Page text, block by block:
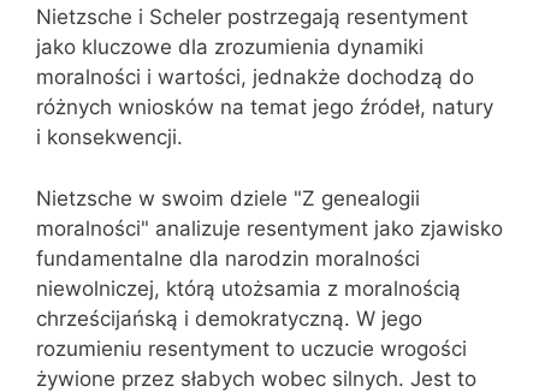
Nietzsche i Scheler postrzegają resentyment
jako kluczowe dla zrozumienia dynamiki
moralności i wartości, jednakże dochodzą do
różnych wniosków na temat jego źródeł, natury
i konsekwencji.
Nietzsche w swoim dziele "Z genealogii
moralności" analizuje resentyment jako zjawisko
fundamentalne dla narodzin moralności
niewolniczej, którą utożsamia z moralnością
chrześcijańską i demokratyczną. W jego
rozumieniu resentyment to uczucie wrogości
żywione przez słabych wobec silnych. Jest to